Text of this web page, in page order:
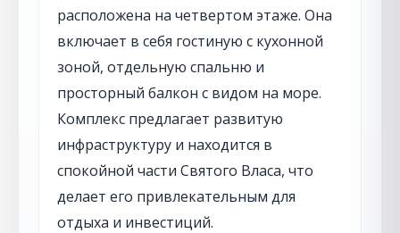
расположена на четвертом этаже. Она
включает в себя гостиную с кухонной
зоной, отдельную спальню и
просторный балкон с видом на море.
Комплекс предлагает развитую
инфраструктуру и находится в
спокойной части Святого Власа, что
делает его привлекательным для
отдыха и инвестиций.